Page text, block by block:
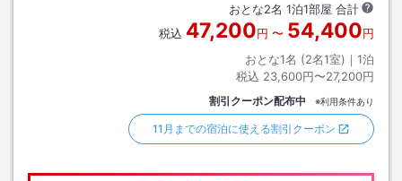
おとな2名 1泊1部屋 合計
税込 47,200円 〜 54,400円
おとな1名 (2名1室)｜ 1泊
税込 23,600円〜27,200円
割引クーポン配布中 ※利用条件あり
11月までの宿泊に使える割引クーポン